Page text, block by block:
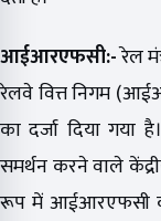
आईआरएफसी:-रेल
रेलवे वित्त निगम
का दर्जा दिया गया
समर्थन करने वाले
रूप में आईआरएफसी